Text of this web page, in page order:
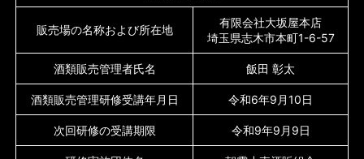
販売場の名称および所在地
有限会社大坂屋本店
埼玉県志木市本町1-6-57
酒類販売管理者氏名 飯田 彰太
酒類販売管理研修受講年月日 令和6年9月10日
次回研修の受講期限 令和9年9月9日